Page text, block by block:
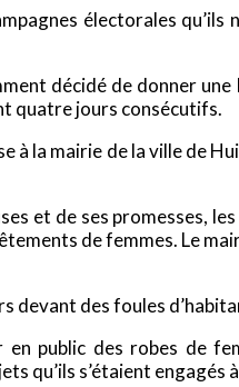
électorales
décidé de donner
quatre jours consécutifs.
la mairie de la ville de
et de ses promesses,
de femmes. Le
des foules
en public des robes de
qu’ils s’étaient engagés